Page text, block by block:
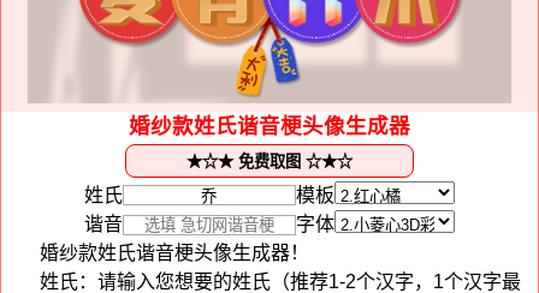
婚纱款姓氏谐音梗头像生成器
姓氏
模板
谐音
字体
婚纱款姓氏谐音梗头像生成器！
姓氏：请输入您想要的姓氏（推荐1-2个汉字，1个汉字最